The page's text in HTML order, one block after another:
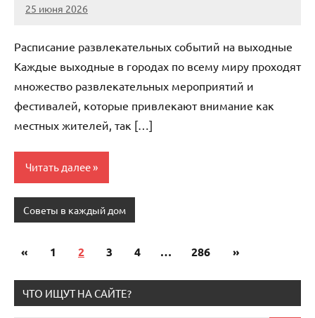
25 июня 2026
Avtor
Нет
Расписание развлекательных событий на выходные
Каждые выходные в городах по всему миру проходят
множество развлекательных мероприятий и
фестивалей, которые привлекают внимание как
местных жителей, так […]
Читать далее
Советы в каждый дом
Пагинация
записей
« Предыдущие
1 2 3 4 … 286
Следующие
»
ЧТО ИЩУТ НА САЙТЕ?